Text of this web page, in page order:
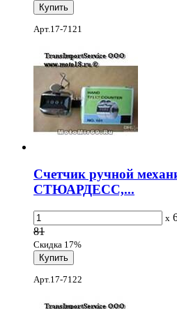
Арт.17-7121
Счетчик ручной
СТЮАРДЕСС,...
x
81
Скидка 17%
Арт.17-7122